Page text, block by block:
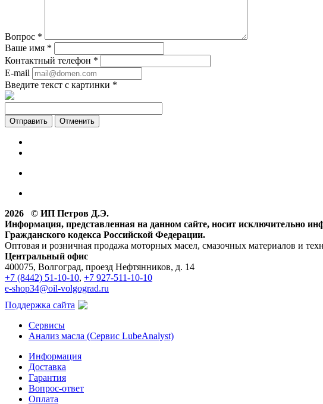
Вопрос *
Ваше имя *
Контактный телефон *
E-mail
Введите текст с картинки *
Отменить
2026 © ИП Петров Д.Э.
Информация, представленная на данном сайте, носит исключительно
Гражданского кодекса Российской Федерации.
Оптовая и розничная продажа моторных масел, смазочных материалов и
Центральный офис
400075, Волгоград, проезд Нефтянников, д. 14
+7 (8442) 51-10-10, +7 927-511-10-10
e-shop34@oil-volgograd.ru
Поддержка сайта
Сервисы
Анализ масла (Сервис LubeAnalyst)
Информация
Доставка
Гарантия
Вопрос-ответ
Оплата